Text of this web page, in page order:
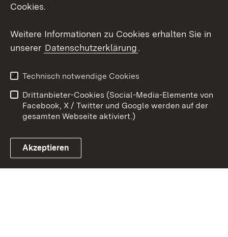
Youtube
Link zum Landesportal
Kontakt
Datenschutz
Barrierefreiheit
Impressum Cookies
Cookies.
Weitere Informationen zu Cookies erhalten Sie in
unserer Datenschutzerklärung.
Technisch notwendige Cookies
Drittanbieter-Cookies (Social-Media-Elemente von
Facebook, X / Twitter und Google werden auf der
gesamten Webseite aktiviert.)
Akzeptieren